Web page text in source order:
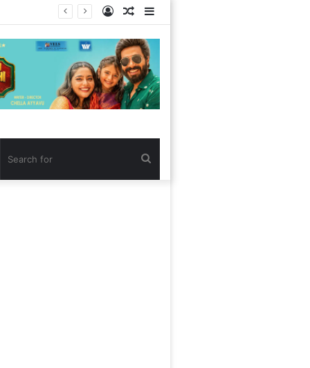
Sidebar
Random
Article
Log
In